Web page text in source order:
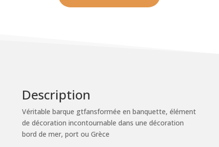
Description
Véritable barque gtfansformée en banquette, élément
de décoration incontournable dans une décoration
bord de mer, port ou Grèce